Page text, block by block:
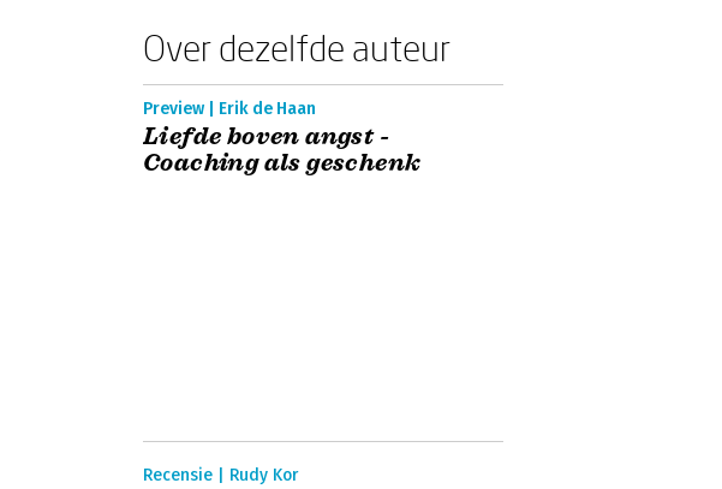
Over dezelfde auteur
Preview | Erik de Haan
Liefde boven angst -
Coaching als geschenk
Recensie | Rudy Kor